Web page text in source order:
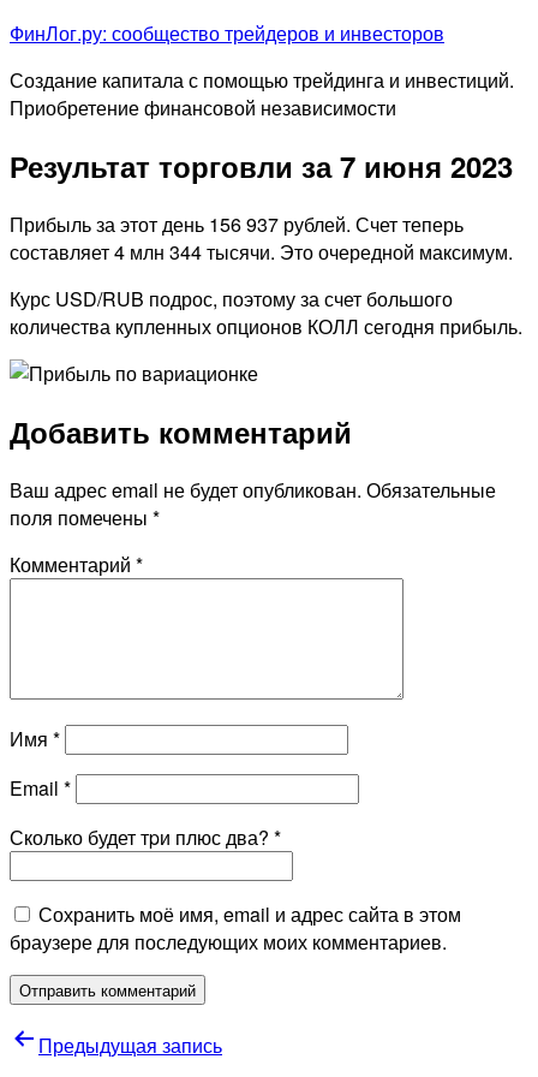
Перейти
содержимому
ФинЛог.ру: сообщество трейдеров и инвесторов
Создание капитала с помощью трейдинга и инвестиций.
Приобретение финансовой независимости
Результат торговли за 7 июня 2023
Прибыль за этот день 156 937 рублей. Счет теперь
составляет 4 млн 344 тысячи. Это очередной максимум.
Курс USD/RUB подрос, поэтому за счет большого
количества купленных опционов КОЛЛ сегодня прибыль.
Добавить комментарий
Ваш адрес email не будет опубликован. Обязательные
поля помечены *
Комментарий *
Имя *
Email *
Сколько будет тpи плюс два? *
Сохранить моё имя, email и адрес сайта в этом
браузере для последующих моих комментариев.
Навигация
Предыдущая запись